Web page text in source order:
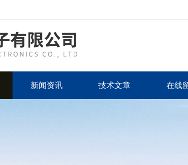
新闻资讯 技术文章 在线